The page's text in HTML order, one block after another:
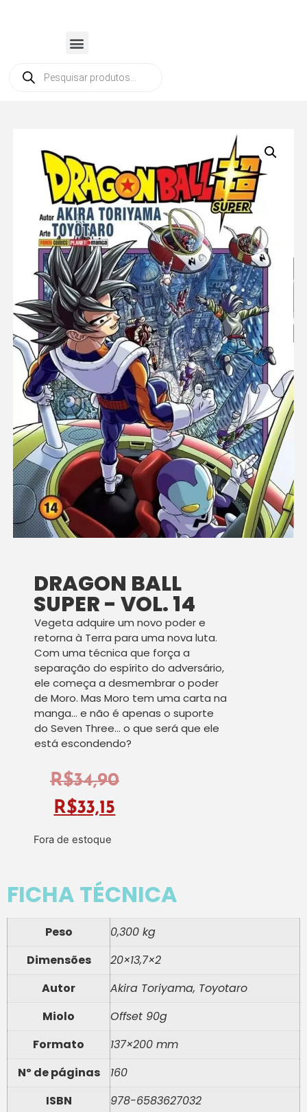
DRAGON BALL
SUPER - VOL. 14
Vegeta adquire um novo poder e
retorna à Terra para uma nova luta.
Com uma técnica que força a
separação do espírito do adversário,
ele começa a desmembrar o poder
de Moro. Mas Moro tem uma carta na
manga… e não é apenas o suporte
do Seven Three… o que será que ele
está escondendo?
R$34,90
R$33,15
Fora de estoque
FICHA TÉCNICA
Peso
0,300 kg
Dimensões
20×13,7×2
Autor
Akira Toriyama, Toyotaro
Miolo
Offset 90g
Formato
137×200 mm
Nº de páginas
160
ISBN
978-6583627032